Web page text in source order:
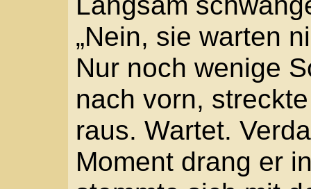
„Senkt die Spieße.“
Atem aus, trat einen
suchend an dem
weit von der
Hände presste er
Wenigstens du bist in